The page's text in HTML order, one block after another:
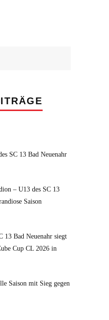
SC 13 Bad Neuenahr
– U13 des SC 13
Saison
13 Bad Neuenahr siegt
Cup CL 2026 in
Saison mit Sieg gegen